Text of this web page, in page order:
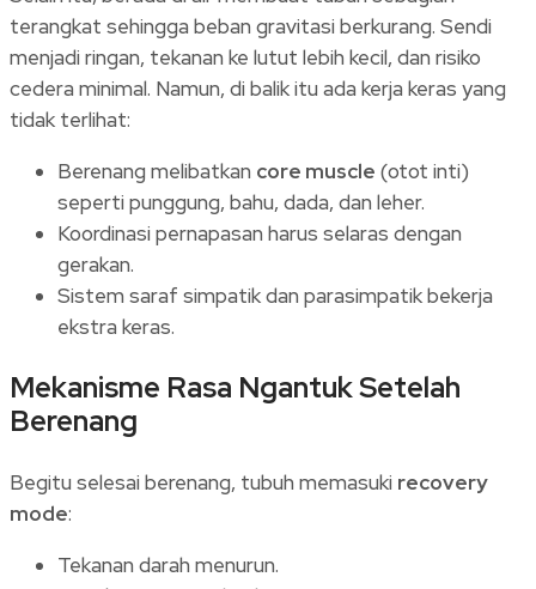
terangkat sehingga beban gravitasi berkurang. Sendi
menjadi ringan, tekanan ke lutut lebih kecil, dan risiko
cedera minimal. Namun, di balik itu ada kerja keras yang
tidak terlihat:
Berenang melibatkan core muscle (otot inti)
seperti punggung, bahu, dada, dan leher.
Koordinasi pernapasan harus selaras dengan
gerakan.
Sistem saraf simpatik dan parasimpatik bekerja
ekstra keras.
Mekanisme Rasa Ngantuk Setelah
Berenang
Begitu selesai berenang, tubuh memasuki recovery
mode:
Tekanan darah menurun.